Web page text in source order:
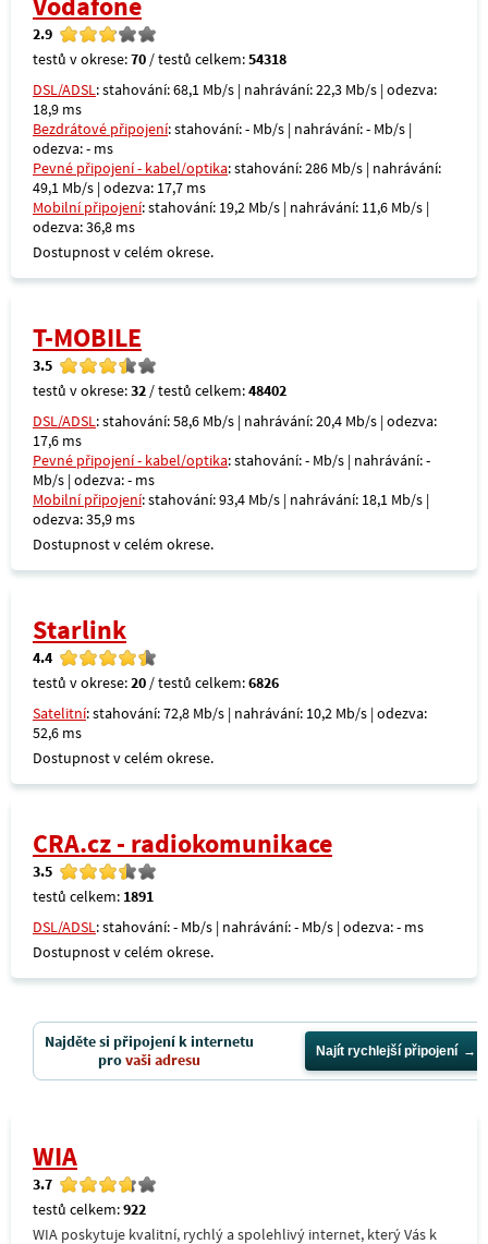
2.9
testů v okrese:70 / testů celkem:54318
DSL/ADSL: stahování: 68,1 Mb/s | nahrávání: 22,3 Mb/s | odezva:
18,9 ms
Bezdrátové připojení: stahování: - Mb/s | nahrávání: - Mb/s |
odezva: - ms
Pevné připojení - kabel/optika: stahování: 286 Mb/s | nahrávání:
49,1 Mb/s | odezva: 17,7 ms
Mobilní připojení: stahování: 19,2 Mb/s | nahrávání: 11,6 Mb/s |
odezva: 36,8 ms
Dostupnost v celém okrese.
T-MOBILE
3.5
testů v okrese:32 / testů celkem:48402
DSL/ADSL: stahování: 58,6 Mb/s | nahrávání: 20,4 Mb/s | odezva:
17,6 ms
Pevné připojení - kabel/optika: stahování: - Mb/s | nahrávání: -
Mb/s | odezva: - ms
Mobilní připojení: stahování: 93,4 Mb/s | nahrávání: 18,1 Mb/s |
odezva: 35,9 ms
Dostupnost v celém okrese.
Starlink
4.4
testů v okrese:20 / testů celkem:6826
Satelitní: stahování: 72,8 Mb/s | nahrávání: 10,2 Mb/s | odezva:
52,6 ms
Dostupnost v celém okrese.
CRA.cz - radiokomunikace
3.5
testů celkem: 1891
DSL/ADSL: stahování: - Mb/s | nahrávání: - Mb/s | odezva: - ms
Dostupnost v celém okrese.
Najděte si připojení k internetu
provaši adresu Najít rychlejší připojení
WIA
3.7
testů celkem:922
WIA poskytuje kvalitní, rychlý a spolehlivý internet, který Vás k